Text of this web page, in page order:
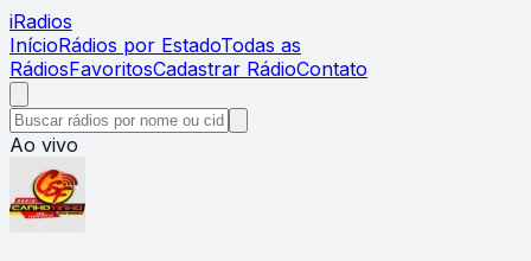
iRadios
InícioRádios por EstadoTodas as
RádiosFavoritosCadastrar RádioContato
Ao vivo